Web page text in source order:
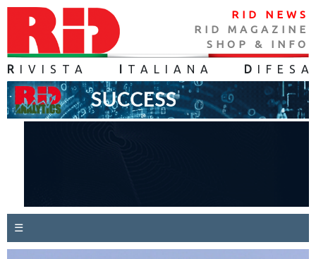
RID NEWS
RID MAGAZINE
SHOP & INFO
R IVISTA TALIANA D IFES A
☰